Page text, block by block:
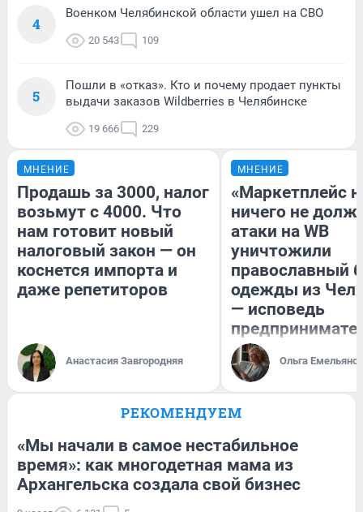
4
Военком Челябинской области ушел на СВО
20 543 109
5
Пошли в «отказ». Кто и почему продает пункты
выдачи заказов Wildberries в Челябинске
19 666 229
МНЕНИЕ
Продашь за 3000, налог
возьмут с 4000. Что
нам готовит новый
налоговый закон — он
коснется импорта и
даже репетиторов
Анастасия Завгородняя
МНЕНИЕ
«Маркетплейс
ничего не
атаки на WB
уничтожили
православный
одежды из
— исповедь
Ольга
РЕКОМЕНДУЕМ
«Мы начали в самое нестабильное
время»: как многодетная мама из
Архангельска создала свой бизнес